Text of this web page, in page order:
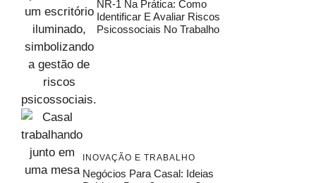
NR-1 Na Prática: Como
Identificar E Avaliar Riscos
Psicossociais No Trabalho
INOVAÇÃO E TRABALHO
Negócios Para Casal: Ideias